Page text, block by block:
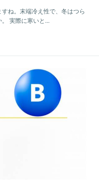
ね。末端冷え性で、冬はつら
実際に寒いと...